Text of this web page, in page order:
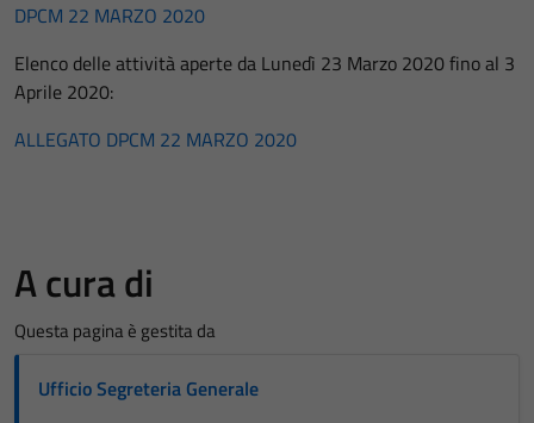
DPCM 22 MARZO 2020
Elenco delle attività aperte da Lunedì 23 Marzo 2020 fino al 3
Aprile 2020:
ALLEGATO DPCM 22 MARZO 2020
A cura di
Questa pagina è gestita da
Ufficio Segreteria Generale